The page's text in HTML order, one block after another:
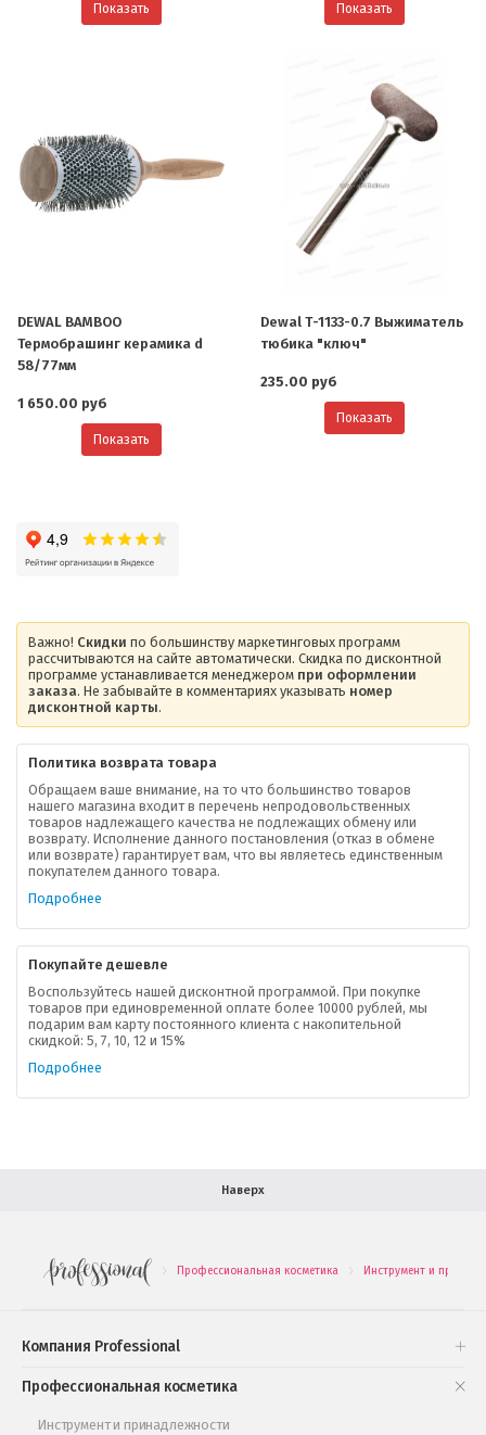
Показать Показать
DEWAL BAMBOO
Термобрашинг керамика d
58/77мм
1 650.00 руб
Показать
Dewal Т-1133-0.7 Выжиматель
тюбика "ключ"
235.00 руб
Показать
Важно! Скидки по большинству маркетинговых программ
рассчитываются на сайте автоматически. Скидка по дисконтной
программе устанавливается менеджером при оформлении
заказа. Не забывайте в комментариях указывать номер
дисконтной карты.
Политика возврата товара
Обращаем ваше внимание, на то что большинство товаров
нашего магазина входит в перечень непродовольственных
товаров надлежащего качества не подлежащих обмену или
возврату. Исполнение данного постановления (отказ в обмене
или возврате) гарантирует вам, что вы являетесь единственным
покупателем данного товара.
Подробнее
Покупайте дешевле
Воспользуйтесь нашей дисконтной программой. При покупке
товаров при единовременной оплате более 10000 рублей, мы
подарим вам карту постоянного клиента с накопительной
скидкой: 5, 7, 10, 12 и 15%
Подробнее
Наверх
. Профессиональная косметика . Инструмент и
Компания Professional
О компании
Ваша скидка
Контактная информация
В помощь покупателю
Форма обратной связи
Профессиональная косметика
Инструмент и принадлежности
Подарочные наборы
Обучающее видео